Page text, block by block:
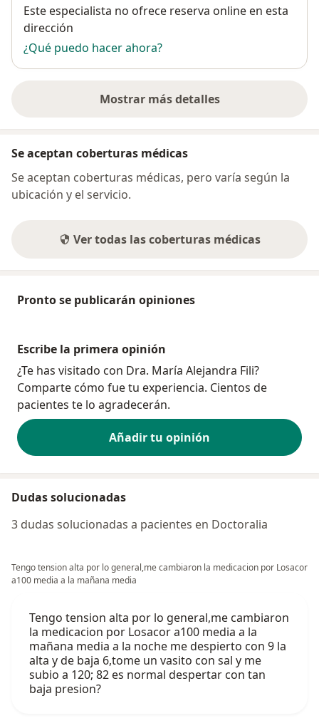
Disponibilidad
Este especialista no ofrece reserva online en esta
dirección
¿Qué puedo hacer ahora?
Mostrar más detalles
sobre la dirección
Se aceptan coberturas médicas
Se aceptan coberturas médicas, pero varía según la
ubicación y el servicio.
Ver todas las coberturas médicas
Pronto se publicarán opiniones
Escribe la primera opinión
¿Te has visitado con Dra. María Alejandra Fili?
Comparte cómo fue tu experiencia. Cientos de
pacientes te lo agradecerán.
Añadir tu opinión
Dudas solucionadas
3 dudas solucionadas a pacientes en Doctoralia
Tengo tension alta por lo general,me cambiaron la medicacion por Losacor
a100 media a la mañana media
Tengo tension alta por lo general,me cambiaron
la medicacion por Losacor a100 media a la
mañana media a la noche me despierto con 9 la
alta y de baja 6,tome un vasito con sal y me
subio a 120; 82 es normal despertar con tan
baja presion?